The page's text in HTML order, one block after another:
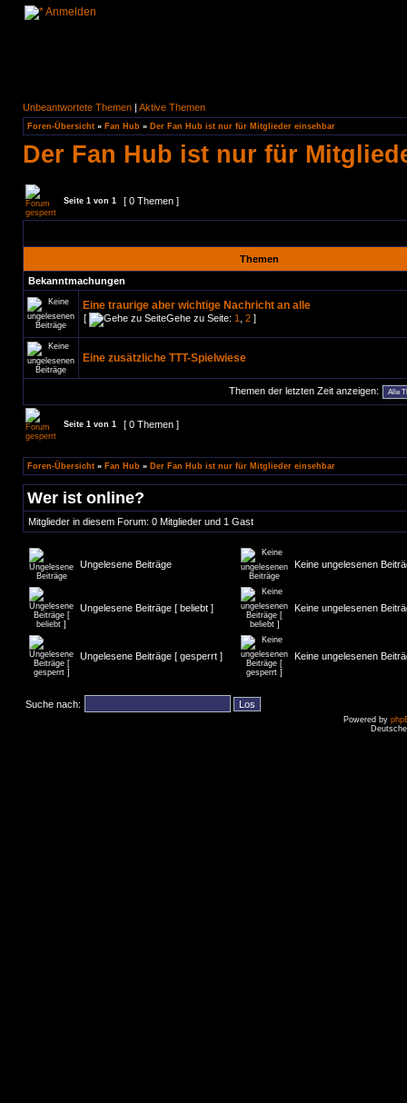
Anmelden
Unbeantwortete Themen | Aktive Themen
Foren-Übersicht » Fan Hub » Der Fan Hub ist nur für Mitglieder einsehbar
Der Fan Hub ist nur für
Seite 1 von 1 [ 0 Themen ]
Themen
Bekanntmachungen
Eine traurige aber wichtige Nachricht an alle
[ Gehe zu Seite: 1 2 ]
Eine zusätzliche TTT-Spielwiese
Themen der letzten Zeit anzeigen:
Seite 1 von 1 [ 0 Themen ]
Foren-Übersicht » Fan Hub » Der Fan Hub ist nur für Mitglieder einsehbar
Wer ist online?
Mitglieder in diesem Forum: 0 Mitglieder und 1 Gast
Ungelesene Beiträge Keine ungelesenen
Ungelesene Beiträge [ beliebt ] Keine ungelesenen
Ungelesene Beiträge [ gesperrt ] Keine ungelesenen
Suche nach:
Powered by